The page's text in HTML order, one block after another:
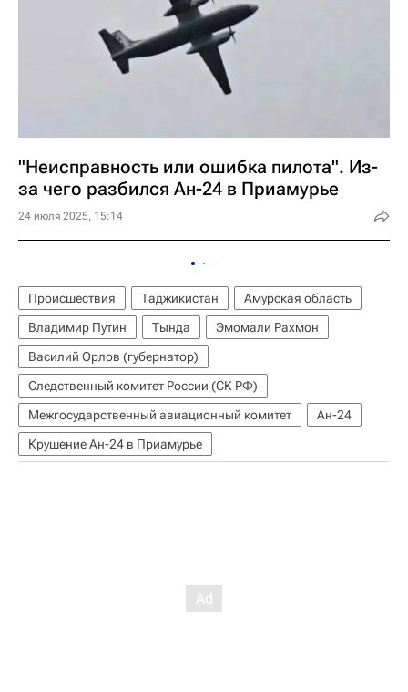
"Неисправность или ошибка пилота". Из-
за чего разбился Ан-24 в Приамурье
24 июля 2025, 15:14
Происшествия Таджикистан
Амурская область
Владимир Путин
Тында
Эмомали Рахмон
Василий Орлов (губернатор)
Следственный комитет России (СК РФ)
Межгосударственный авиационный комитет
Ан-24
Крушение Ан-24 в Приамурье